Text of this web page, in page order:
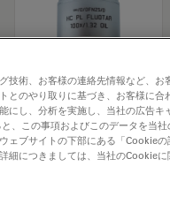
技術、お客様の連絡先情報など、お
とのやり取りに基づき、お客様に合
にし、分析を実施し、当社の広告キ
、この事項およびこのデータを当社
ェブサイトの下部にある「Cookie
細につきましては、当社のCookieに